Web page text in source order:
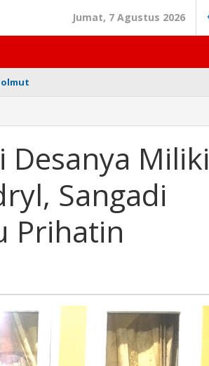
Jumat, 7 Agustus 2026
Desanya Miliki
Sangadi
Prihatin